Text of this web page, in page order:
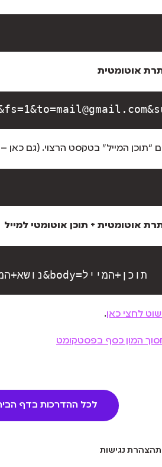
אוטומטית
“תוכן המייל” בטקסט הרצוי. (גם
אוטומטית + תוכן אוטומטי למייל
view=cm&fs=1&to=mail@gmail.com&su=נושא+המייל&body=תוכן+המייל
לחצי כאן.
המון כסף בפסטקומט
לכל ההדרכות בדף
הצהרת נגישות